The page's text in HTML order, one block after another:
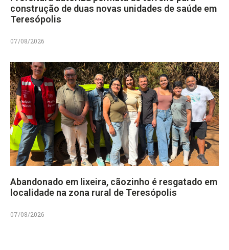
construção de duas novas unidades de saúde em
Teresópolis
07/08/2026
Abandonado em lixeira, cãozinho é resgatado em
localidade na zona rural de Teresópolis
07/08/2026